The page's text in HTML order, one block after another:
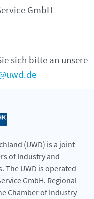
GmbH
sich bitte an unsere
(UWD) is a joint
of Industry and
The UWD is operated
GmbH. Regional
Chamber of Industry